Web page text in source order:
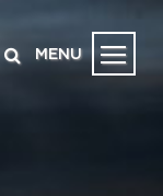
MENU